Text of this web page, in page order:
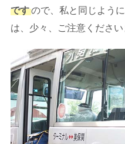
ですので、私と同じよう
は、少々、ご注意ください